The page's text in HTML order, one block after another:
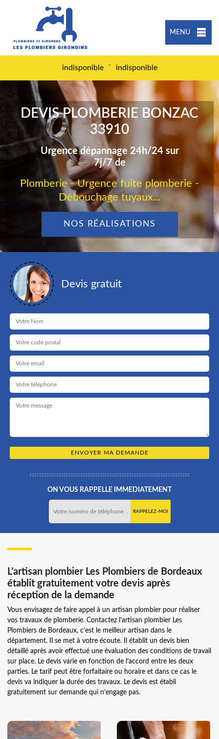
MENU
indisponible - indisponible
DEVIS PLOMBERIE BONZAC
33910
Urgence dépannage 24h/24 sur
7j/7 de
Plomberie - Urgence fuite plomberie -
Débouchage tuyaux...
NOS RÉALISATIONS
Devis gratuit
ON VOUS RAPPELLE IMMEDIATEMENT
L’artisan plombier Les Plombiers de Bordeaux
établit gratuitement votre devis après
réception de la demande
Vous envisagez de faire appel à un artisan plombier pour réaliser
vos travaux de plomberie. Contactez l’artisan plombier Les
Plombiers de Bordeaux, c’est le meilleur artisan dans le
département. Il se met à votre écoute. Il établit un devis bien
détaillé après avoir effectué une évaluation des conditions de travail
sur place. Le devis varie en fonction de l’accord entre les deux
parties. Le tarif peut être forfaitaire ou horaire et dans ce cas le
devis va indiquer la durée des travaux. Le devis est établi
gratuitement sur demande qui n’engage pas.